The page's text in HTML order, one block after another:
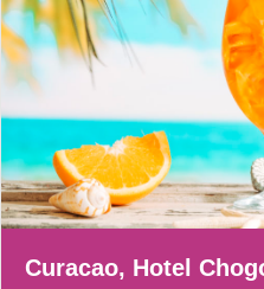
Curacao, Hotel